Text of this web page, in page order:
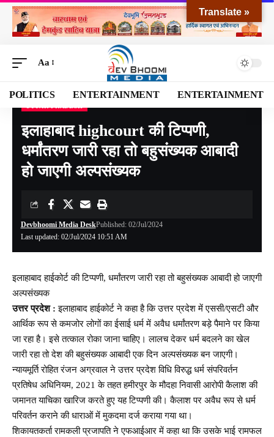
Aa
POLITICS ENTERTAINMENT ENTERTAINMENT
Devbhoomi Media > Blog > Uttar Pradesh>इलाहाबाद highcourt की टिप्पणी, धर्मांतरण जारी रहा तो बहुसंख्यक आबादी हो जाएगी अल्पसंख्यक
इलाहाबाद highcourt की टिप्पणी,
धर्मांतरण जारी रहा तो बहुसंख्यक आबादी
हो जाएगी अल्पसंख्यक
Last updated: 02/Jul/2024 10:51 AM
Devbhoomi Media DeskPublished: 02/Jul/2024
इलाहाबाद हाईकोर्ट की टिप्पणी, धर्मांतरण जारी रहा तो बहुसंख्यक आबादी हो जाएगी
अल्पसंख्यक
उत्तर प्रदेश : इलाहाबाद हाईकोर्ट ने कहा है कि उत्तर प्रदेश में एससी/एसटी और
आर्थिक रूप से कमजोर लोगों का ईसाई धर्म में अवैध धर्मांतरण बड़े पैमाने पर किया
जा रहा है। इसे तत्काल रोका जाना चाहिए। लालच देकर धर्म बदलने का खेल
जारी रहा तो देश की बहुसंख्यक आबादी एक दिन अल्पसंख्यक बन जाएगी।
न्यायमूर्ति रोहित रंजन अग्रवाल ने उत्तर प्रदेश विधि विरुद्ध धर्म संपरिवर्तन
प्रतिषेध अधिनियम, 2021 के तहत हमीरपुर के मौदहा निवासी आरोपी कैलाश की
जमानत याचिका खारिज करते हुए यह टिप्पणी की। कैलाश पर अवैध रूप से धर्म
परिवर्तन कराने की धाराओं में मुकदमा दर्ज कराया गया था।
शिकायतकर्ता रामकली प्रजापति ने एफआईआर में कहा था कि उसके भाई रामफल
Translate »